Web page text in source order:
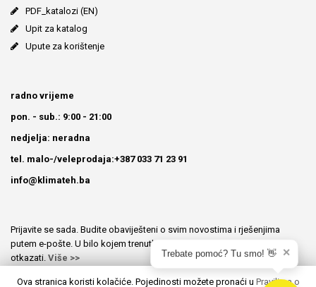
PDF_katalozi (EN)
Upit za katalog
Upute za korištenje
radno vrijeme
pon. - sub.: 9:00 - 21:00
nedjelja: neradna
tel. malo-/veleprodaja:+387 033 71 23 91
info@klimateh.ba
Prijavite se sada. Budite obaviješteni o svim novostima i rješenjima
putem e-pošte. U bilo kojem trenutku možete prijavu besplatno
otkazati. Više >>
Ova stranica koristi kolačiće. Pojedinosti možete pronaći u Pravilima o
Trebate pomoć? Tu smo! 👋 ✕